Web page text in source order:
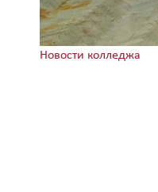
Новости колледжа